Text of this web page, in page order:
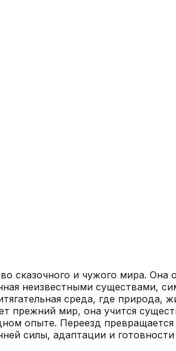
сказочного и чужого мира. Она
неизвестными существами,
среда, где природа,
прежний мир, она учится
опыте. Переезд
силы, адаптации и готовности